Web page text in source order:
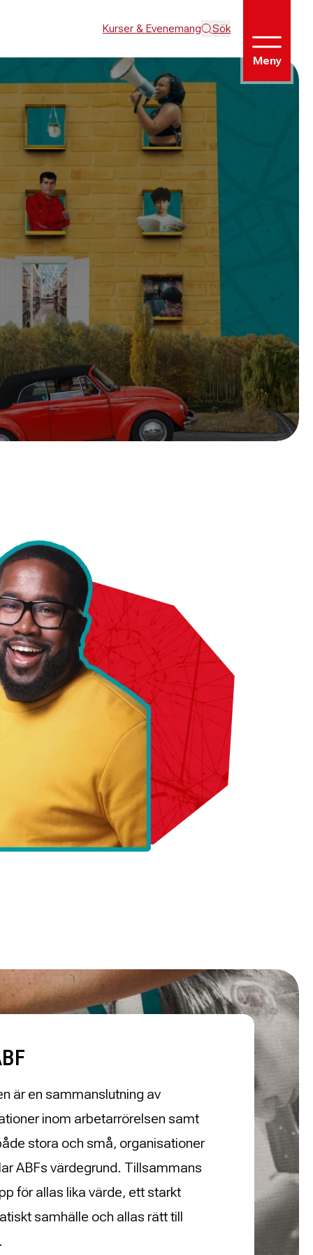
Kurser & Evenemang Sök
Meny
är en sammanslutning av
inom arbetarrörelsen samt
stora och små, organisationer
ABFs värdegrund. Tillsammans
för allas lika värde, ett starkt
samhälle och allas rätt till